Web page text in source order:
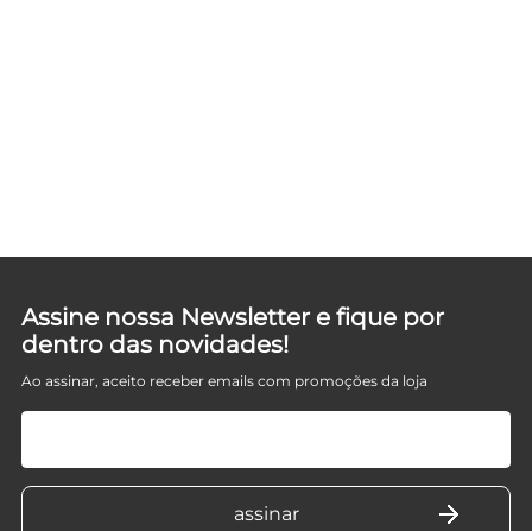
Assine nossa Newsletter e fique por
dentro das novidades!
Ao assinar, aceito receber emails com promoções da loja